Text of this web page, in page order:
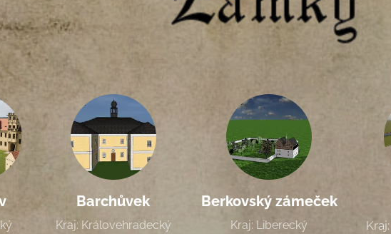
Barchůvek
Kraj: Královehradecký
Berkovský zámeček
Kraj: Liberecký